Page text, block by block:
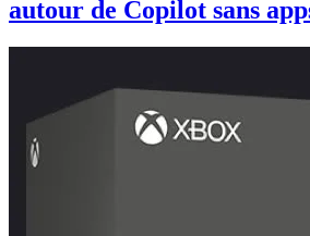
autour de Copilot sans